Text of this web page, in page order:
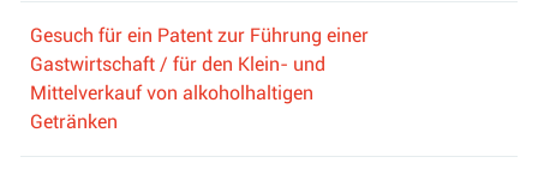
Gesuch für ein Patent zur Führung einer
Gastwirtschaft / für den Klein- und
Mittelverkauf von alkoholhaltigen
Getränken